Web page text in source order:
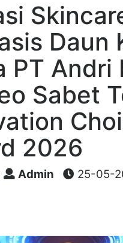
Daun
PT Andri
Sabet
2026
Admin
25-05-